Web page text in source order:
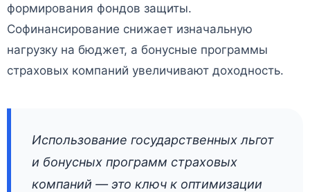
формирования фондов защиты.
Софинансирование снижает изначальную
нагрузку на бюджет, а бонусные программы
страховых компаний увеличивают доходность.
Использование государственных льгот
и бонусных программ страховых
компаний — это ключ к оптимизации